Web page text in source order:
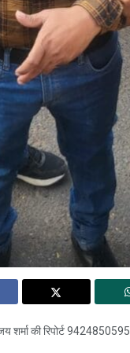
की रिपोर्ट 9424850595